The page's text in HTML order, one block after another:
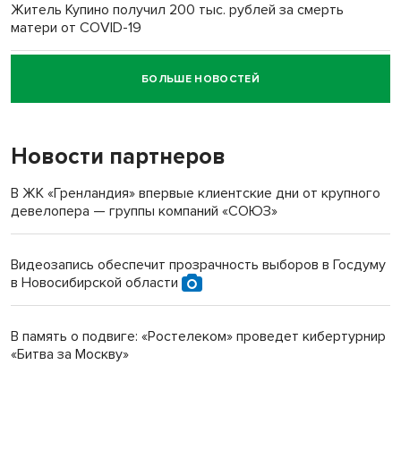
Житель Купино получил 200 тыс. рублей за смерть
матери от COVID-19
Новосибирский суд наказал водителя за смерть
пенсионерки на вокзале
БОЛЬШЕ НОВОСТЕЙ
Новости партнеров
В ЖК «Гренландия» впервые клиентские дни от крупного
девелопера — группы компаний «СОЮЗ»
Видеозапись обеспечит прозрачность выборов в Госдуму
в Новосибирской области
В память о подвиге: «Ростелеком» проведет кибертурнир
«Битва за Москву»